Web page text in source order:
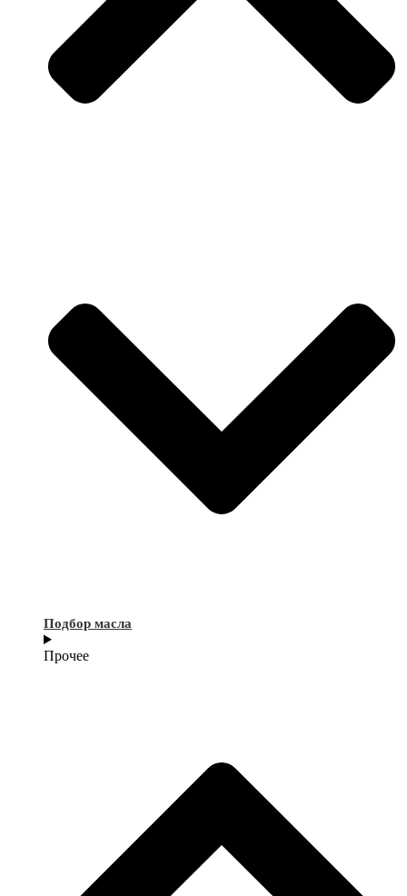
Подбор масла
Прочее